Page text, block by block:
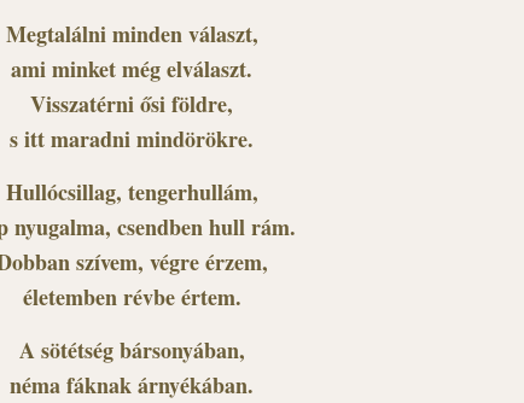
Megtalálni minden választ,
ami minket még elválaszt.
Visszatérni ősi földre,
s itt maradni mindörökre.
Hullócsillag, tengerhullám,
nyugalma, csendben hull rám.
szívem, végre érzem,
életemben révbe értem.
A sötétség bársonyában,
néma fáknak árnyékában.